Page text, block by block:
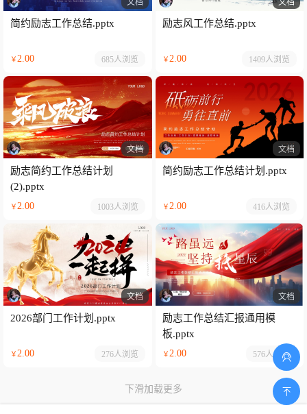
文档
简约励志工作总结.pptx
￥2.00 685人浏览
文档
励志风工作总结.pptx
￥2.00 1409人浏览
文档
励志简约工作总结计划
(2).pptx
￥2.00 1003人浏览
文档
简约励志工作总结计划.pptx
￥2.00 416人浏览
文档
2026部门工作计划.pptx
￥2.00 276人浏览
文档
励志工作总结汇报通用模
板.pptx
￥2.00 576人浏览
下滑加载更多